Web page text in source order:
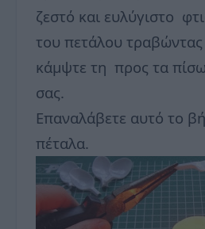
ζεστό και ευλύγιστο
του πετάλου τραβώντας
κάμψτε τη προς τα
σας.
Επαναλάβετε αυτό το
πέταλα.